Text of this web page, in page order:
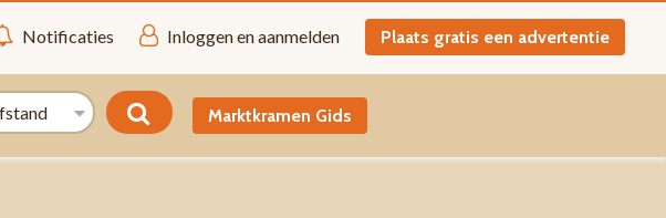
Notificaties Inloggen en aanmelden Plaats gratis een advertentie
Marktkramen Gids